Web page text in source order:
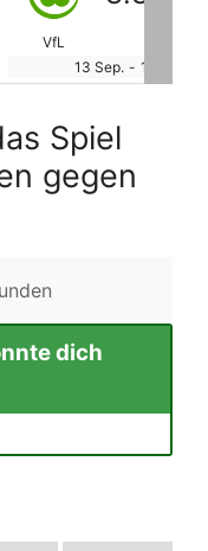
MAI
13 Sep. - 13:30
Spiel
gegen
dich